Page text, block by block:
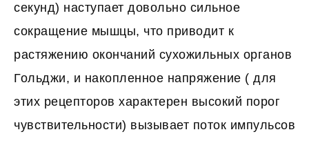
секунд) наступает довольно сильное
сокращение мышцы, что приводит к
растяжению окончаний сухожильных органов
Гольджи, и накопленное напряжение ( для
этих рецепторов характерен высокий порог
чувствительности) вызывает поток импульсов